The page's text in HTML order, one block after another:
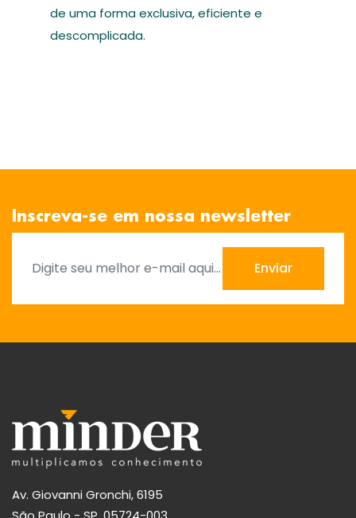
de uma forma exclusiva, eficiente e
descomplicada.
Inscreva-se em nossa newsletter
Enviar
Av. Giovanni Gronchi, 6195